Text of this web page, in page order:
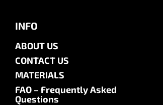
INFO
ABOUT US
CONTACT US
MATERIALS
FAQ – Frequently Asked
Questions